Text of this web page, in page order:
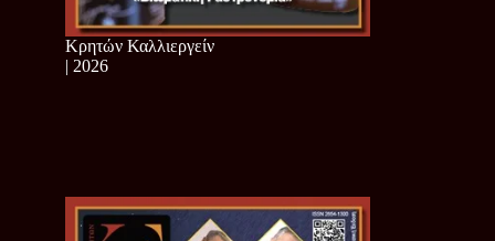
Κρητών Καλλιεργείν
| 2026